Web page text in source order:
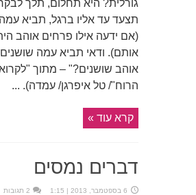
גורלית? היא תחלום, תלך
תצעד עד אליו ברגל, תביא
(אם ידעה אילו פרחים אוהב
אותם). ודאי תביא עמה
אוהב שושנים?" – מתוך "לקרוא
הרוח"/ טל איפרגן/ עמדה). ...
קרא עוד »
דברים נמסים
6 בספטמבר, 2013 | 1:15 2 תגובות